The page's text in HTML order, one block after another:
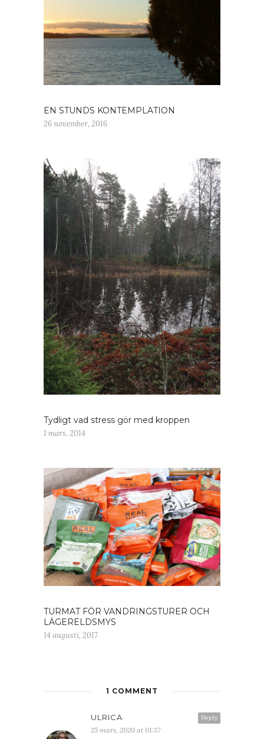
EN STUNDS KONTEMPLATION
26 november, 2016
Tydligt vad stress gör med kroppen
1 mars, 2014
TURMAT FÖR VANDRINGSTURER OCH
LÄGERELDSMYS
14 augusti, 2017
1 COMMENT
Reply
ULRICA
25 mars, 2020 at 01:37